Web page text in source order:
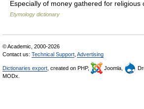
Especially of money gathered for
Etymology dictionary
© Academic, 2000-2026
Contact us: Technical Support Advertising
Dictionaries export , created on PHP, Joomla,
MODx.